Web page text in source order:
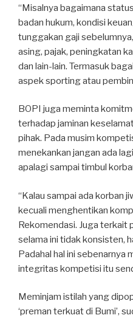
“Misalnya bagaimana
badan hukum, kondisi
tunggakan gaji
asing, pajak, peningkatan
dan lain-lain. Termasuk
aspek sporting atau
BOPI juga meminta
terhadap jaminan
pihak. Pada musim
menekankan jangan ada
apalagi sampai timbul
“Kalau sampai ada korban
kecuali menghentikan
Rekomendasi. Juga terkait
selama ini tidak konsisten,
Padahal hal ini sebenarnya
integritas kompetisi itu
Meminjam istilah yang
‘preman terkuat di Bumi’,